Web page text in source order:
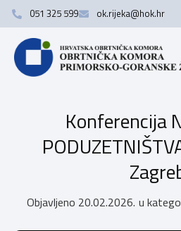
051 325 599 ok.rijeka@hok.hr
Konferencija
Objavljeno 20.02.2026. u